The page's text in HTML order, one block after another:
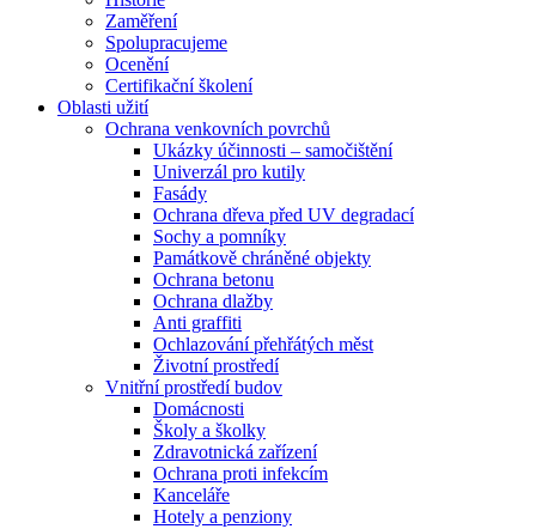
Zaměření
Spolupracujeme
Ocenění
Certifikační školení
Oblasti užití
Ochrana venkovních povrchů
Ukázky účinnosti – samočištění
Univerzál pro kutily
Fasády
Ochrana dřeva před UV degradací
Sochy a pomníky
Památkově chráněné objekty
Ochrana betonu
Ochrana dlažby
Anti graffiti
Ochlazování přehřátých měst
Životní prostředí
Vnitřní prostředí budov
Domácnosti
Školy a školky
Zdravotnická zařízení
Ochrana proti infekcím
Kanceláře
Hotely a penziony